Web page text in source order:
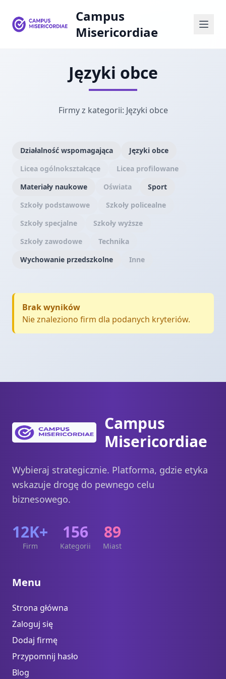
Campus
Misericordiae
Języki obce
Firmy z kategorii: Języki obce
Działalność wspomagająca
Języki obce
Licea ogólnokształcące
Licea profilowane
Materiały naukowe
Oświata
Sport
Szkoły podstawowe
Szkoły policealne
Szkoły specjalne
Szkoły wyższe
Szkoły zawodowe
Technika
Wychowanie przedszkolne
Inne
Brak wyników
Nie znaleziono firm dla podanych kryteriów.
Campus
Misericordiae
Wybieraj strategicznie. Platforma, gdzie etyka
wskazuje drogę do pewnego celu
biznesowego.
12K+
Firm
156
Kategorii
89
Miast
Menu
Strona główna
Zaloguj się
Dodaj firmę
Przypomnij hasło
Blog